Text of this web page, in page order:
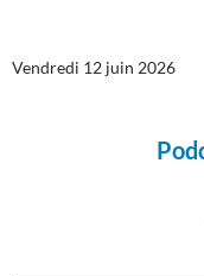
Vendredi 12 juin 2026